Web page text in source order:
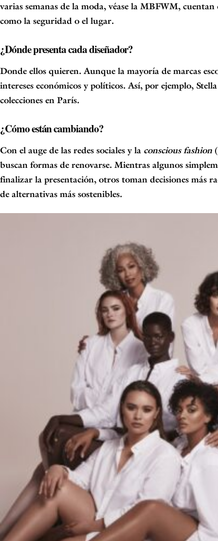
varias semanas de la moda, véase la MBFWM, cuentan
como la seguridad o el lugar.
¿Dónde presenta cada diseñador?
Donde ellos quieren. Aunque la mayoría de marcas
intereses económicos y políticos. Así, por ejemplo,
colecciones en París.
¿Cómo están cambiando?
Con el auge de las redes sociales y la conscious fashion
buscan formas de renovarse. Mientras algunos
finalizar la presentación, otros toman decisiones más
de alternativas más sostenibles.